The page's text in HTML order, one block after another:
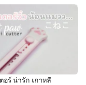
อร์ น่ารัก เกาหลี